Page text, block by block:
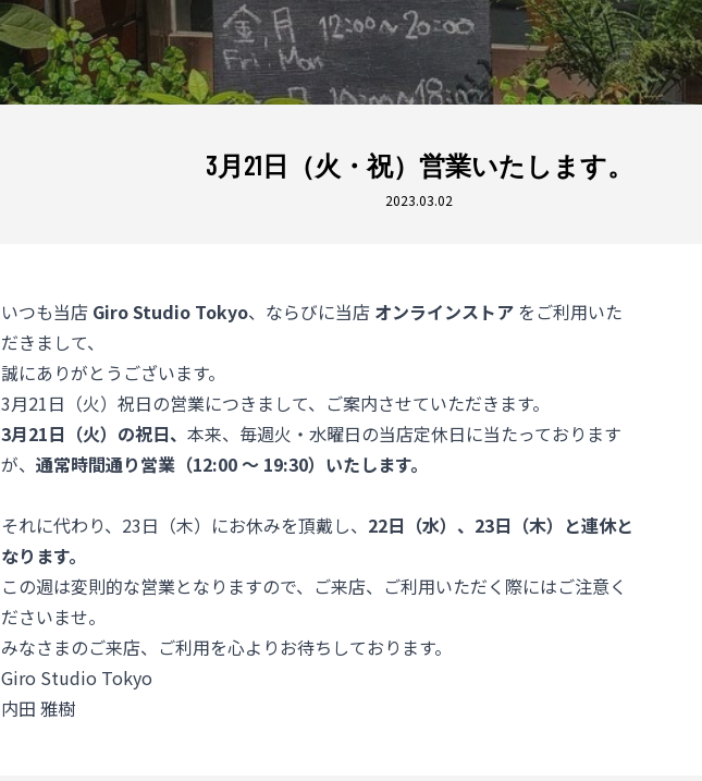
3月21日（火・祝）営業いたします。
2023.03.02
いつも当店 Giro Studio Tokyo、ならびに当店 オンラインストア をご利用いた
だきまして、
誠にありがとうございます。
3月21日（火）祝日の営業につきまして、ご案内させていただきます。
3月21日（火）の祝日、 本来、毎週火・水曜日の当店定休日に当たっております
が、 通常時間通り営業（12:00 〜 19:30）いたします。
それに代わり、23日（木）にお休みを頂戴し、 22日（水）、23日（木）と連休と
なります。
この週は変則的な営業となりますので、ご来店、ご利用いただく際にはご注意く
ださいませ。
みなさまのご来店、ご利用を心よりお待ちしております。
Giro Studio Tokyo
内田 雅樹